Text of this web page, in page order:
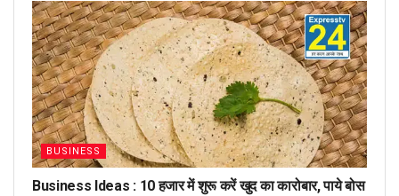
BUSINESS
Business Ideas : 10 हजार में शुरू करें खुद का कारोबार, पाये बोस